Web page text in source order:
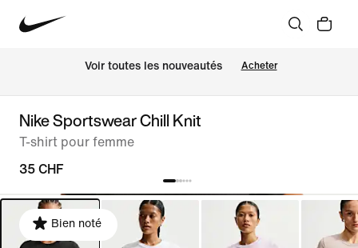
Voir toutes les nouveautés Acheter
Nike Sportswear Chill Knit
T-shirt pour femme
35 CHF
Bien noté